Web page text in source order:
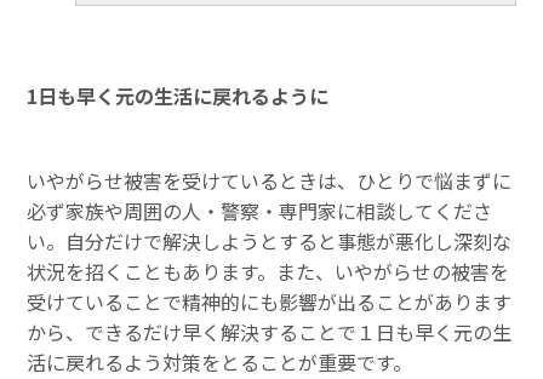
1日も早く元の生活に戻れるように
いやがらせ被害を受けているときは、ひとりで悩まずに
必ず家族や周囲の人・警察・専門家に相談してくださ
い。自分だけで解決しようとすると事態が悪化し深刻な
状況を招くこともあります。また、いやがらせの被害を
受けていることで精神的にも影響が出ることがあります
から、できるだけ早く解決することで１日も早く元の生
活に戻れるよう対策をとることが重要です。